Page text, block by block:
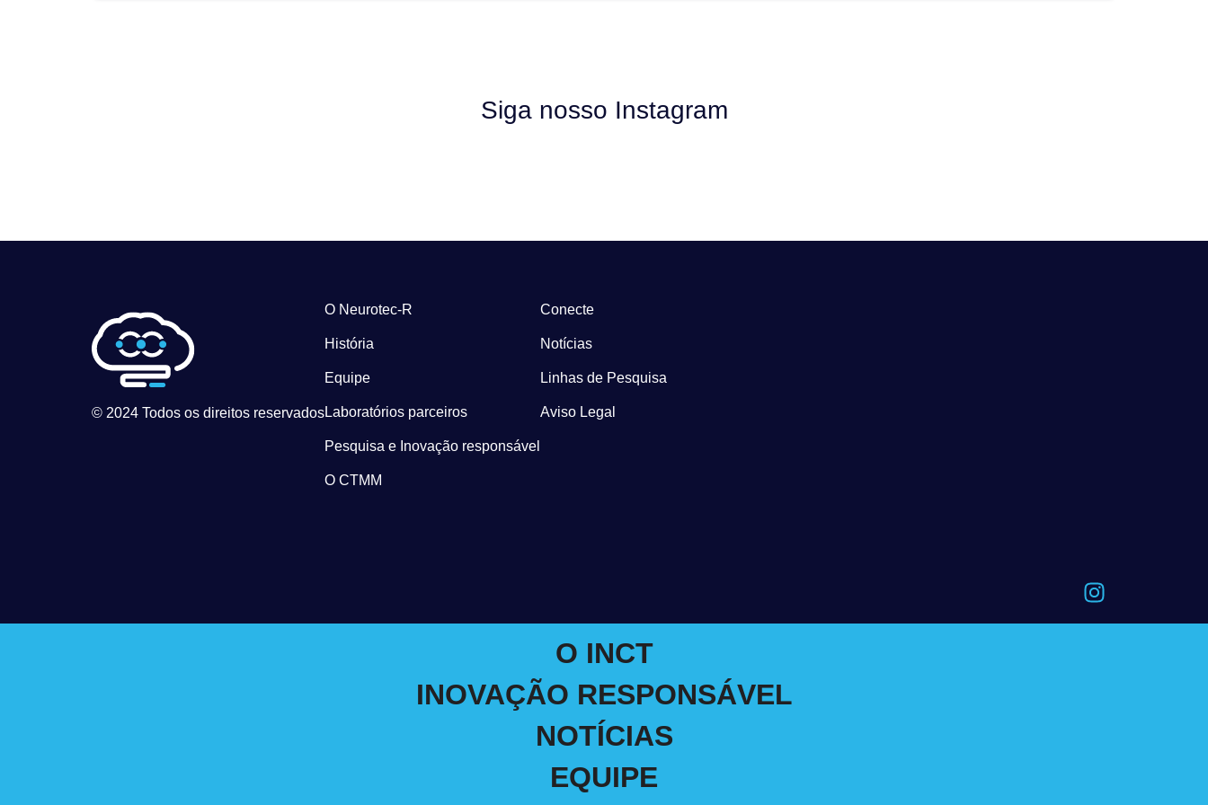
Siga nosso Instagram
© 2024 Todos os direitos reservados
O Neurotec-R
História
Equipe
Laboratórios parceiros
Pesquisa e Inovação responsável
O CTMM
Conecte
Notícias
Linhas de Pesquisa
Aviso Legal
O INCT
INOVAÇÃO RESPONSÁVEL
NOTÍCIAS
EQUIPE